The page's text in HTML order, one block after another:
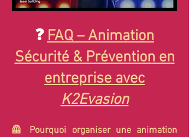
❓ FAQ – Animation
Sécurité & Prévention en
entreprise avec
K2Evasion
🦺 Pourquoi organiser une animation